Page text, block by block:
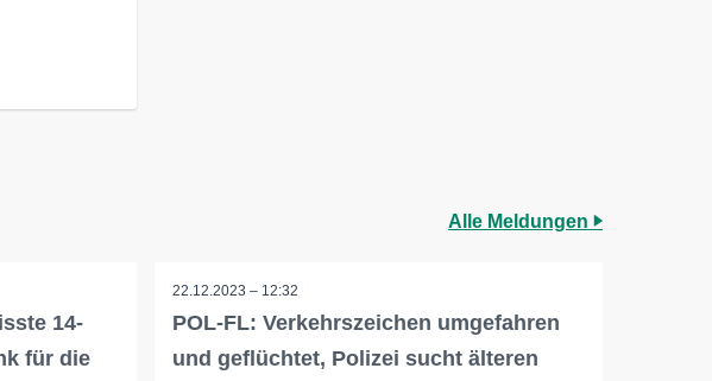
Alle Meldungen
14-
für die
22.12.2023 – 12:32
POL-FL: Verkehrszeichen umgefahren
und geflüchtet, Polizei sucht älteren